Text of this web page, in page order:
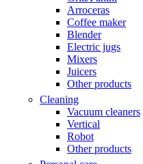
Arroceras
Coffee maker
Blender
Electric jugs
Mixers
Juicers
Other products
Cleaning
Vacuum cleaners
Vertical
Robot
Other products